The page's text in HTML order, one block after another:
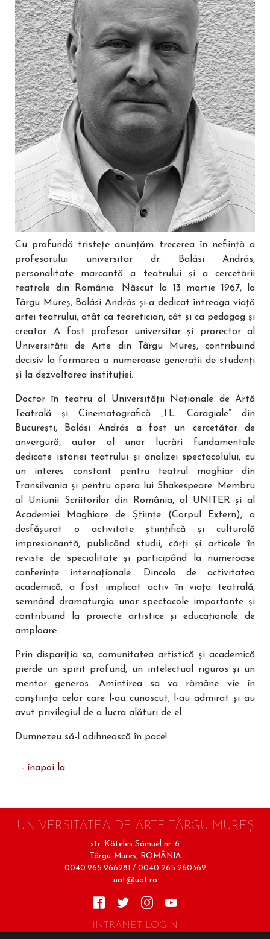
Cu profundă tristețe anunțăm trecerea în neființă a
profesorului universitar dr. Balási András,
personalitate marcantă a teatrului și a cercetării
teatrale din România. Născut la 13 martie 1967, la
Târgu Mureș, Balási András și-a dedicat întreaga viață
artei teatrului, atât ca teoretician, cât și ca pedagog și
creator. A fost profesor universitar și prorector al
Universității de Arte din Târgu Mureș, contribuind
decisiv la formarea a numeroase generații de studenți
și la dezvoltarea instituției.
Doctor în teatru al Universității Naționale de Artă
Teatrală și Cinematografică „I.L. Caragiale” din
București, Balási András a fost un cercetător de
anvergură, autor al unor lucrări fundamentale
dedicate istoriei teatrului și analizei spectacolului, cu
un interes constant pentru teatrul maghiar din
Transilvania și pentru opera lui Shakespeare. Membru
al Uniunii Scriitorilor din România, al UNITER și al
Academiei Maghiare de Științe (Corpul Extern), a
desfășurat o activitate științifică și culturală
impresionantă, publicând studii, cărți și articole în
reviste de specialitate și participând la numeroase
conferințe internaționale. Dincolo de activitatea
academică, a fost implicat activ în viața teatrală,
semnând dramaturgia unor spectacole importante și
contribuind la proiecte artistice și educaționale de
amploare.
Prin dispariția sa, comunitatea artistică și academică
pierde un spirit profund, un intelectual riguros și un
mentor generos. Amintirea sa va rămâne vie în
conștiința celor care l-au cunoscut, l-au admirat și au
avut privilegiul de a lucra alături de el.
Dumnezeu să-l odihnească în pace!
- înapoi la:
UNIVERSITATEA DE ARTE TÂRGU MUREŞ
str. Köteles Sámuel nr. 6
Târgu-Mureş, ROMÂNIA
0040.265.266281 / 0040.265.260362
uat@uat.ro
INTRANET LOGIN